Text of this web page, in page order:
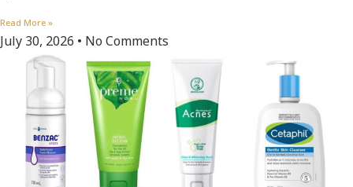
Read More »
July 30, 2026 No Comments